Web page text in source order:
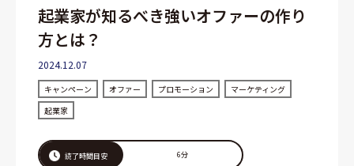
起業家が知るべき強いオファーの作り
方とは？
2024.12.07
キャンペーン オファー プロモーション
マーケティング
起業家
読了時間目安 6分